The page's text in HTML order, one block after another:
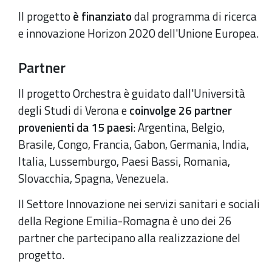
Il progettoè finanziatodal programma di ricerca
e innovazione Horizon 2020 dell'Unione Europea.
Partner
Il progetto Orchestra è guidato dall'Università
degli Studi di Verona ecoinvolge 26 partner
provenienti da 15 paesi: Argentina, Belgio,
Brasile, Congo, Francia, Gabon, Germania, India,
Italia, Lussemburgo, Paesi Bassi, Romania,
Slovacchia, Spagna, Venezuela.
Il Settore Innovazione nei servizi sanitari e sociali
della Regione Emilia-Romagna è uno dei 26
partner che partecipano alla realizzazione del
progetto.